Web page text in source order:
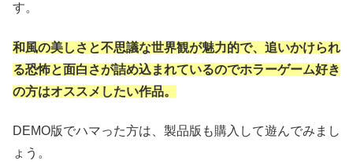
す。
和風の美しさと不思議な世界観が魅力的で、追いかけられ
る恐怖と面白さが詰め込まれているのでホラーゲーム好き
の方はオススメしたい作品。
DEMO版でハマった方は、製品版も購入して遊んでみまし
ょう。